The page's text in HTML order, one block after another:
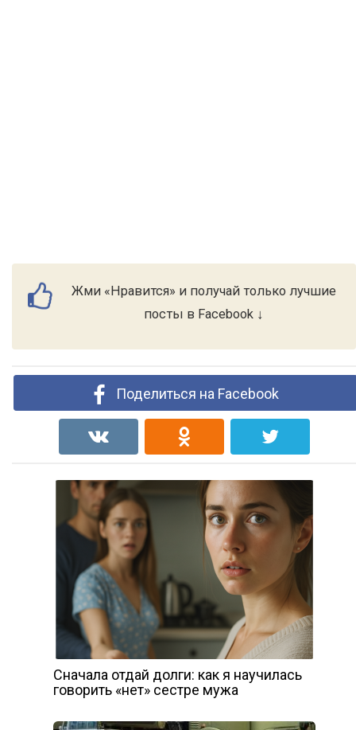
Жми «Нравится» и получай только лучшие
посты в Facebook ↓
Поделиться на Facebook
Сначала отдай долги: как я научилась
говорить «нет» сестре мужа